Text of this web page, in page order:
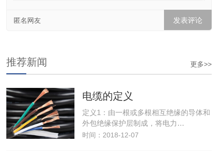
匿名网友
更多>>
推荐新闻
电缆的定义
定义1：由一根或多根相互绝缘的导体和
外包绝缘保护层制成，将电力…
时间：2018-12-07